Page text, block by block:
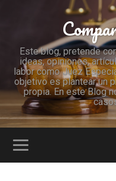
Este blog, pretende
ideas, opiniones,
labor como Juez
objetivo es plantear un
propia. En este Blog